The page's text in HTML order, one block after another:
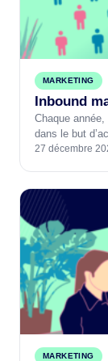
MARKETING
Inbound
Chaque
dans le but
27 décembre
MARKETING